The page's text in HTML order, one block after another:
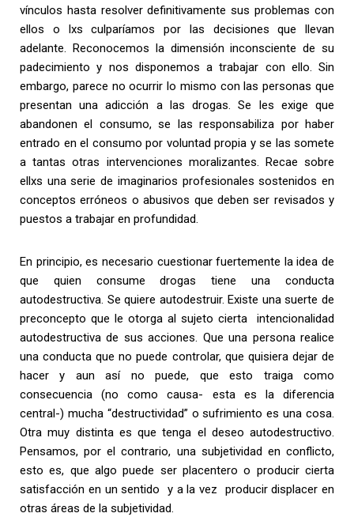
vínculos hasta resolver definitivamente sus problemas con
ellos o lxs culparíamos por las decisiones que llevan
adelante. Reconocemos la dimensión inconsciente de su
padecimiento y nos disponemos a trabajar con ello. Sin
embargo, parece no ocurrir lo mismo con las personas que
presentan una adicción a las drogas. Se les exige que
abandonen el consumo, se las responsabiliza por haber
entrado en el consumo por voluntad propia y se las somete
a tantas otras intervenciones moralizantes. Recae sobre
ellxs una serie de imaginarios profesionales sostenidos en
conceptos erróneos o abusivos que deben ser revisados y
puestos a trabajar en profundidad.
En principio, es necesario cuestionar fuertemente la idea de
que quien consume drogas tiene una conducta
autodestructiva. Se quiere autodestruir. Existe una suerte de
preconcepto que le otorga al sujeto cierta intencionalidad
autodestructiva de sus acciones. Que una persona realice
una conducta que no puede controlar, que quisiera dejar de
hacer y aun así no puede, que esto traiga como
consecuencia (no como causa- esta es la diferencia
central-) mucha “destructividad” o sufrimiento es una cosa.
Otra muy distinta es que tenga el deseo autodestructivo.
Pensamos, por el contrario, una subjetividad en conflicto,
esto es, que algo puede ser placentero o producir cierta
satisfacción en un sentido y a la vez producir displacer en
otras áreas de la subjetividad.